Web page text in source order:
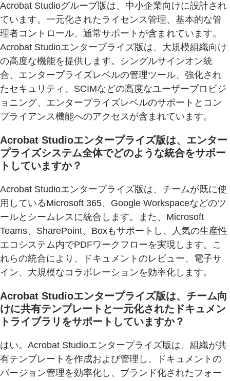
Acrobat Studioグループ版は、中小企業向けに設計され
ています。一元化されたライセンス管理、基本的な管
理者コントロール、通常サポートが含まれています。
Acrobat Studioエンタープライズ版は、大規模組織向け
の高度な機能を提供します。シングルサインオン統
合、エンタープライズレベルの管理ツール、強化され
たセキュリティ、SCIMなどの高度なユーザープロビジ
ョニング、エンタープライズレベルのサポートとコン
プライアンス機能へのアクセスが含まれています。
Acrobat Studioエンタープライズ版は、エンター
プライズシステム全体でどのような統合をサポー
トしていますか？
Acrobat Studioエンタープライズ版は、チームが既に使
用しているMicrosoft 365、Google Workspaceなどのツ
ールとシームレスに統合します。また、Microsoft
Teams、SharePoint、Boxもサポートし、人気の生産性
エコシステム内でPDFワークフローを実現します。こ
れらの統合により、ドキュメントのレビュー、電子サ
イン、大規模なコラボレーションを効率化します。
Acrobat Studioエンタープライズ版は、チーム向
けに共有テンプレートと一元化されたドキュメン
トライブラリをサポートしていますか？
はい。Acrobat Studioエンタープライズ版は、組織が共
有テンプレートを作成および管理し、ドキュメントの
バージョン管理を効率化し、ブランド化されたフォー